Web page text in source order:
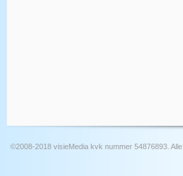
©2008-2018 visieMedia kvk nummer 54876893.